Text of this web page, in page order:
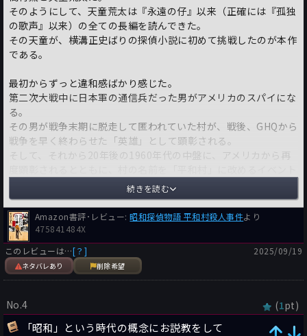
そのようにして、天童荒太は『永遠の仔』以来（正確には『孤独
の歌声』以来）の全ての長編を読んできた。
その天童が、横溝正史ばりの探偵小説に初めて挑戦したのが本作
である。
最初からずっと違和感ばかり感じた。
第二次大戦中に日本軍の通信兵だった男がアメリカのスパイにな
る。
その男が戦争末期に脱走して匿われていた村が、戦後、GHQから
戦争を早く終わらせた「英雄」として顕彰される。
そして、それから20年後の1960年代の中盤に、アメリカから再
が、アメリカの肝いりで開かれようとする。
その村の出身の若手女優も、キャンペーンに呼び出され
る・・・。
というところから、凄まじい違和感なのだ。
アメリカのスパイだった人間をアメリカが顕彰し、村の名前まで
帰るイベントというのが成立する訳がない。
ずっと、その違和感を抱きつつ読み進めるのだが、最後の最後
に、読者の違和感を解消するような展開（どんでん返し）があ
る。
続きを読む
Amazon書評･レビュー:昭和探偵物語 平和村殺人事件より
475841484X
このレビューは…[？]
ネタバレあり 削除希望
2025/09/19
No.4 (1pt)
「昭和」という時代の概念にお説教をして